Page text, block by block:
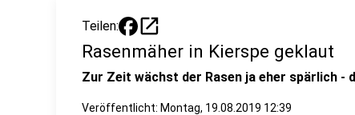
Teilen: open_in_new
Rasenmäher in Kierspe geklaut
Zur Zeit wächst der Rasen ja eher spärlich -
Veröffentlicht: Montag, 19.08.2019 12:39